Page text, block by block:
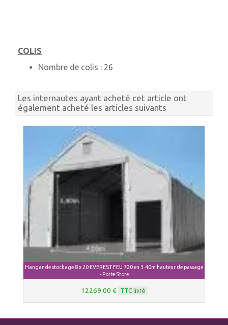
COLIS
Nombre de colis : 26
Les internautes ayant acheté cet article ont
également acheté les articles suivants
Hangar de stockage 8 x 20 EVEREST FEU 720 en 3.40m hauteur de passage
- Porte Store
12269.00 € TTC livré